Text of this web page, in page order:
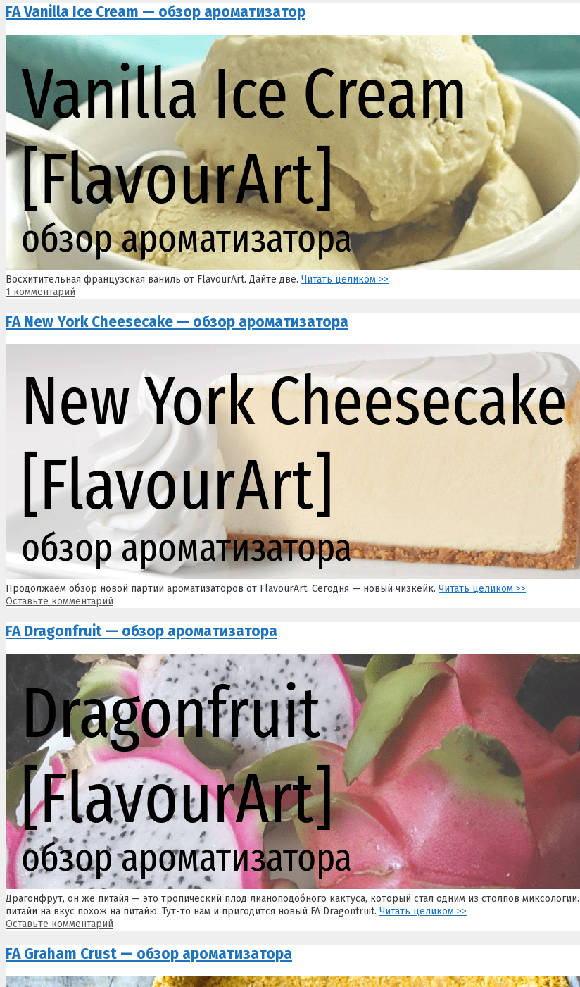
FA Vanilla Ice Cream — обзор ароматизатор
Восхитительная французская ваниль от FlavourArt. Дайте две. Читать целиком >>
1 комментарий
FA New York Cheesecake — обзор ароматизатора
Продолжаем обзор новой партии ароматизаторов от FlavourArt. Сегодня — новый чизкейк. Читать целиком >>
Оставьте комментарий
FA Dragonfruit — обзор ароматизатора
Драгонфрут, он же питайя — это тропический плод лианоподобного кактуса, который стал одним из столпов
питайи на вкус похож на питайю. Тут-то нам и пригодится новый FA Dragonfruit. Читать целиком >>
Оставьте комментарий
FA Graham Crust — обзор ароматизатора